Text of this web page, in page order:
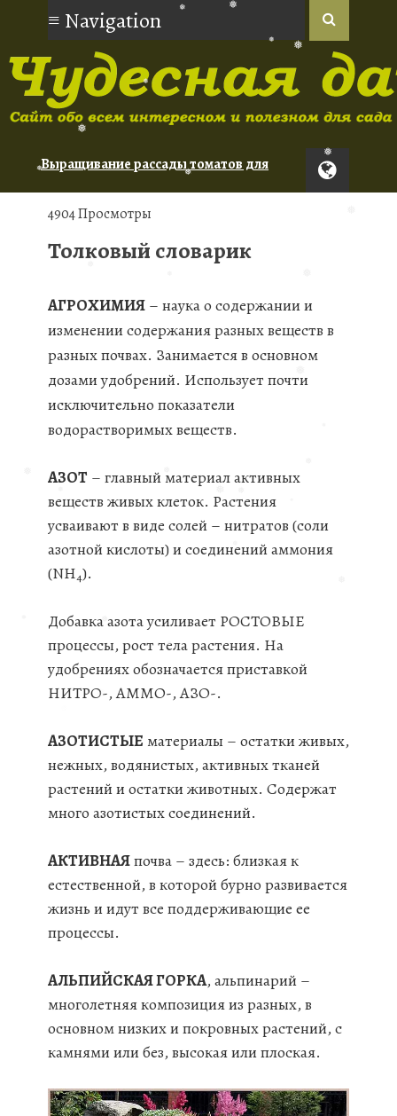
❅
❅
❅
❅
❅
❅
❅
❅
❅
❅
❅
❅
❅
❅
Выращивание рассады томатов для
Орхидеи: советы по уходу для
начинающих
Туя: сорта для живой изгороди
4904 Просмотры
Толковый словарик
АГРОХИМИЯ – наука о содержании и
изменении содержания разных веществ в
разных почвах. Занимается в основном
дозами удобрений. Использует почти
исключительно показатели
водорастворимых веществ.
АЗОТ – главный материал активных
веществ живых клеток. Растения
усваивают в виде солей – нитратов (соли
азотной кислоты) и соединений аммония
(NH4).
Добавка азота усиливает РОСТОВЫЕ
процессы, рост тела растения. На
удобрениях обозначается приставкой
НИТРО-, АММО-, АЗО-.
АЗОТИСТЫЕ материалы – остатки живых,
нежных, водянистых, активных тканей
растений и остатки животных. Содержат
много азотистых соединений.
АКТИВНАЯпочва – здесь: близкая к
естественной, в которой бурно развивается
жизнь и идут все поддерживающие ее
процессы.
АЛЬПИЙСКАЯ ГОРКА, альпинарий –
многолетняя композиция из разных, в
основном низких и покровных растений, с
камнями или без, высокая или плоская.